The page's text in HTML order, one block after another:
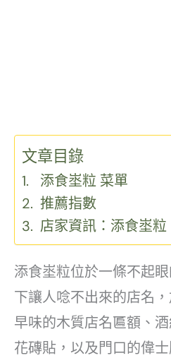
文章目錄
添食埊粒 菜單
推薦指數
店家資訊：添食埊粒
添食埊粒位於一條不起
下讓人唸不出來的店名
早味的木質店名匾額、
花磚貼，以及門口的偉